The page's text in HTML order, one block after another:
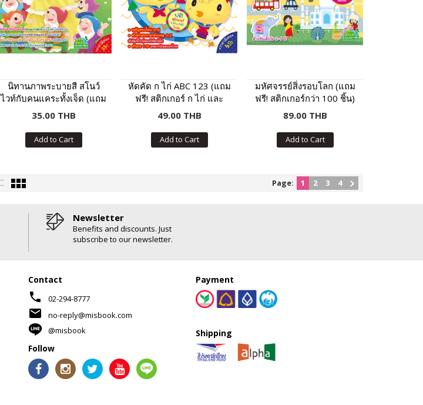
นิทานภาพระบายสี สโนว์
ไวท์กับคนแคระทั้งเจ็ด (แถม
ฟรี! สติกเกอร์)
35.00 THB
Add to Cart
หัดคัด ก ไก่ ABC 123 (แถม
ฟรี! สติกเกอร์ ก ไก่ และ
ABC)
49.00 THB
Add to Cart
มหัศจรรย์สิ่งรอบโลก (แถม
ฟรี! สติกเกอร์กว่า 100 ชิ้น)
89.00 THB
Add to Cart
Page: 1 2 3 4
Newsletter
Benefits and discounts. Just
subscribe to our newsletter.
Contact
phone 02-294-8777
mail
no-reply@misbook.com
@misbook
Follow
Payment
Shipping